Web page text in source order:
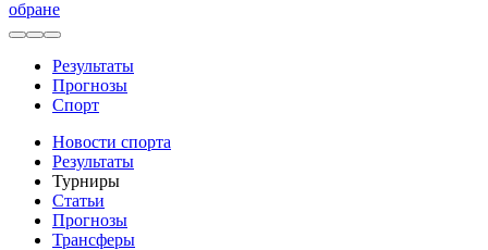
обране
Результаты
Прогнозы
Спорт
Новости спорта
Результаты
Турниры
Статьи
Прогнозы
Трансферы